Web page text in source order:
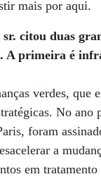
mais por aqui.
citou duas
A primeira é
verdes, que
No ano
foram
a
em